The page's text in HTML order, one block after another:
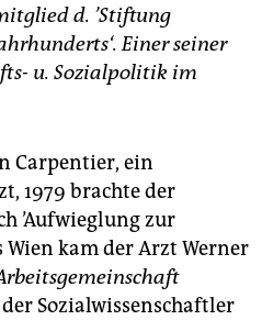
d. ’Stiftung
Einer seiner
u. Sozialpolitik im
Carpentier, ein
1979 brachte der
’Aufwieglung zur
Wien kam der Arzt Werner
Sozialwissenschaftler